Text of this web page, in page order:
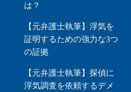
は？
【元弁護士執筆】浮気を
証明するための強力な3つ
の証拠
【元弁護士執筆】探偵に
浮気調査を依頼するデメ